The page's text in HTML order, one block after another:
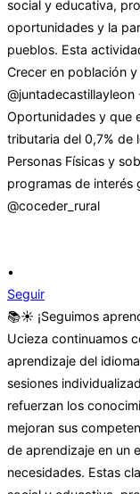
•
Seguir
📚☀️ ¡Seguimos
Ucieza continuamos
aprendizaje del
sesiones
refuerzan los
mejoran sus
de aprendizaje en un
necesidades. Estas